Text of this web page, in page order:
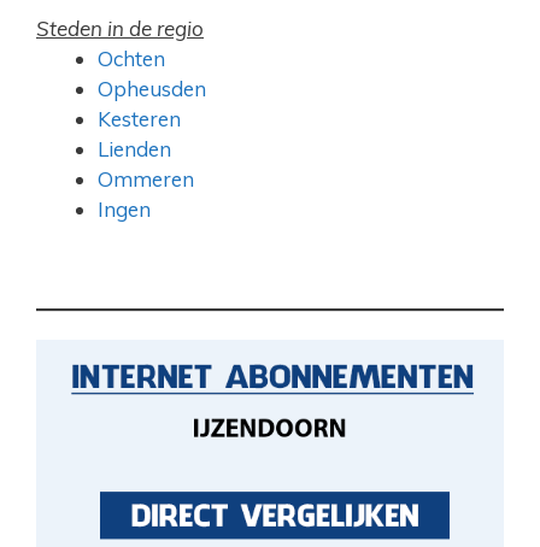
Steden in de regio
Ochten
Opheusden
Kesteren
Lienden
Ommeren
Ingen